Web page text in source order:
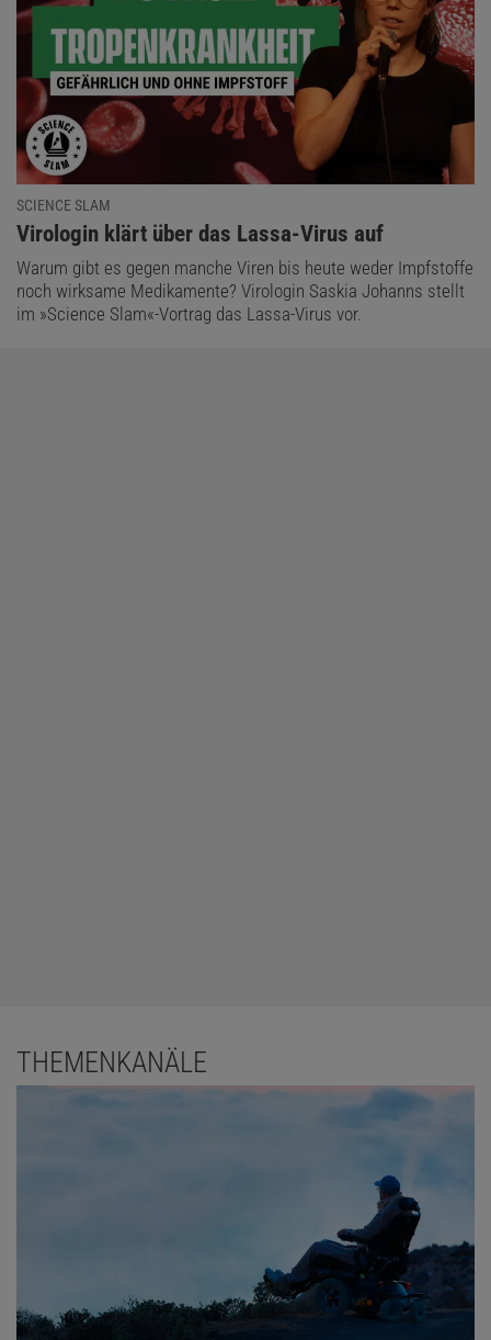
SCIENCE SLAM
:
Virologin klärt über das Lassa-Virus auf
Warum gibt es gegen manche Viren bis heute weder Impfstoffe
noch wirksame Medikamente? Virologin Saskia Johanns stellt
im »Science Slam«-Vortrag das Lassa-Virus vor.
THEMENKANÄLE